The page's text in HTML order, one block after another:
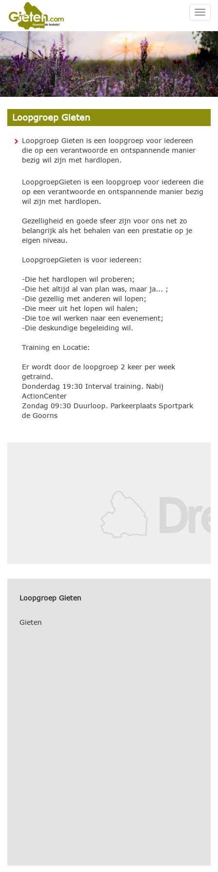
Loopgroep Gieten
Loopgroep Gieten is een loopgroep voor iedereen
die op een verantwoorde en ontspannende manier
bezig wil zijn met hardlopen.
LoopgroepGieten is een loopgroep voor iedereen die
op een verantwoorde en ontspannende manier bezig
wil zijn met hardlopen.
Gezelligheid en goede sfeer zijn voor ons net zo
belangrijk als het behalen van een prestatie op je
eigen niveau.
LoopgroepGieten is voor iedereen:
-Die het hardlopen wil proberen;
-Die het altijd al van plan was, maar ja... ;
-Die gezellig met anderen wil lopen;
-Die meer uit het lopen wil halen;
-Die toe wil werken naar een evenement;
-Die deskundige begeleiding wil.
Training en Locatie:
Er wordt door de loopgroep 2 keer per week
getraind.
Donderdag 19:30 Interval training. Nabij
ActionCenter
Zondag 09:30 Duurloop. Parkeerplaats Sportpark
de Goorns
Loopgroep Gieten
Gieten